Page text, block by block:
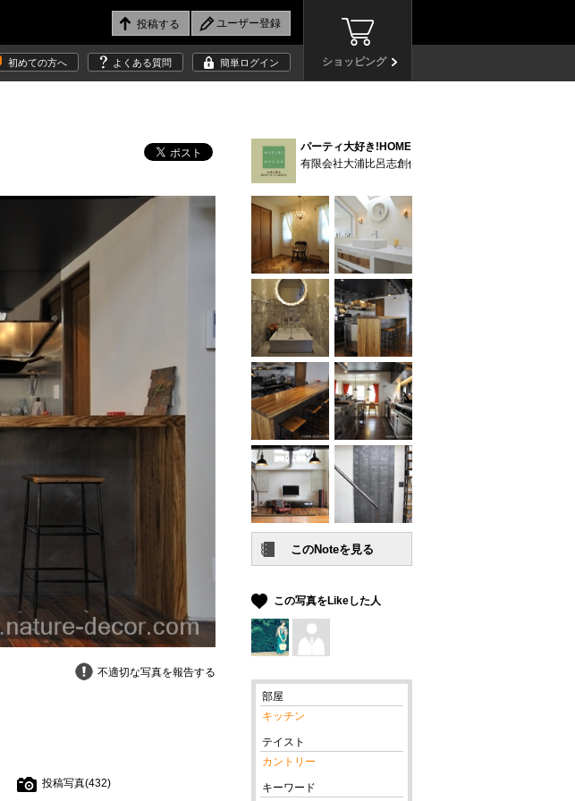
ショッピング
初めての方へ よくある質問 簡単ログイン
不適切な写真を報告する
投稿写真(432)
パーティ大好き!HOME No.18 (17)
有限会社大浦比呂志創作デザイン研究所
この写真をLikeした人
部屋
キッチン
テイスト
カントリー
キーワード